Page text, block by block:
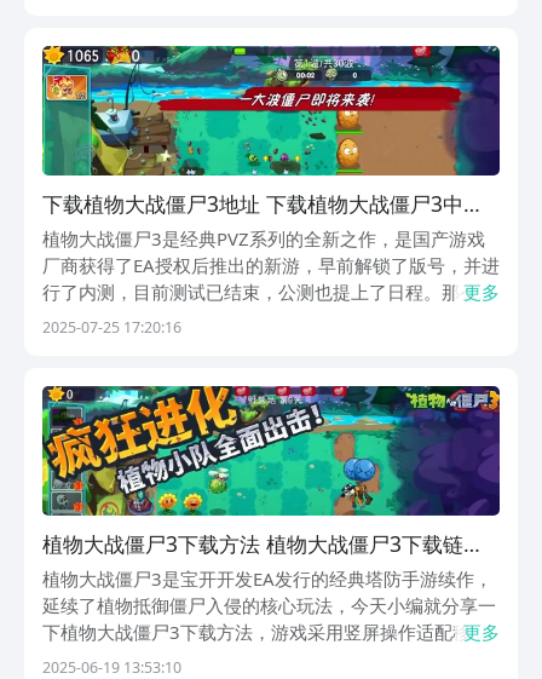
哪...
下载植物大战僵尸3地址 下载植物大战僵尸3中文
汉化版方法
植物大战僵尸3是经典PVZ系列的全新之作，是国产游戏
厂商获得了EA授权后推出的新游，早前解锁了版号，并进
行了内测，目前测试已结束，公测也提上了日程。那么有
无下载植物大战僵尸3地址，现在找游戏资源也不是个容
更多
2025-07-25 17:20:16
植物大战僵尸3下载方法 植物大战僵尸3下载链接
推荐
植物大战僵尸3是宝开开发EA发行的经典塔防手游续作，
延续了植物抵御僵尸入侵的核心玩法，今天小编就分享一
下植物大战僵尸3下载方法，游戏采用竖屏操作适配移动
端，玩家通过收集阳光种植植物组建防线，策略性对抗不
更多
2025-06-19 13:53:10